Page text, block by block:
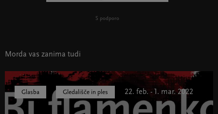
S podporo
Morda vas zanima tudi
Glasba Gledališče in ples 22. feb. - 1. mar. 2022